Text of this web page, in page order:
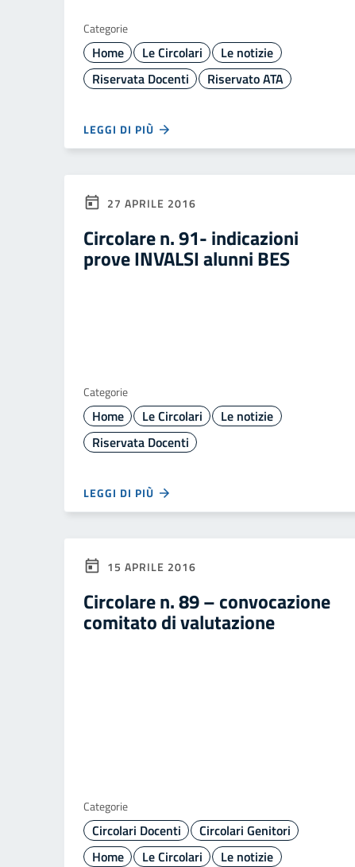
Categorie
Home Le Circolari
Le notizie
Riservata Docenti
Riservato ATA
LEGGI DI PIÙ
27 APRILE 2016
Circolare n. 91- indicazioni
prove INVALSI alunni BES
Categorie
Home Le Circolari
Le notizie
Riservata Docenti
LEGGI DI PIÙ
15 APRILE 2016
Circolare n. 89 – convocazione
comitato di valutazione
Categorie
Circolari Docenti
Circolari Genitori
Home
Le Circolari Le notizie